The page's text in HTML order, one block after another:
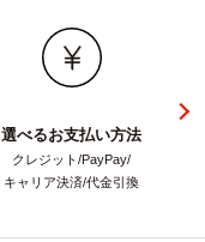
選べるお支払い方法
クレジット/PayPay/
キャリア決済/代金引換